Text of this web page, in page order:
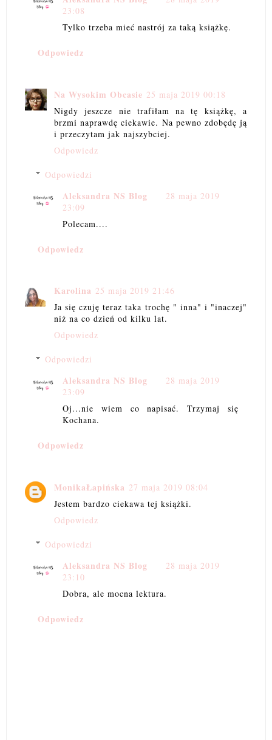
23:08
Tylko trzeba mieć nastrój za taką książkę.
Odpowiedz
Na Wysokim Obcasie 25 maja 2019 00:18
Nigdy jeszcze nie trafiłam na tę książkę, a
brzmi naprawdę ciekawie. Na pewno zdobędę ją
i przeczytam jak najszybciej.
Odpowiedz
Odpowiedzi
Aleksandra NS Blog
28 maja 2019
23:09
Polecam....
Odpowiedz
Karolina 25 maja 2019 21:46
Ja się czuję teraz taka trochę " inna" i "inaczej"
niż na co dzień od kilku lat.
Odpowiedz
Odpowiedzi
Aleksandra NS Blog
28 maja 2019
23:09
Oj...nie wiem co napisać. Trzymaj się
Kochana.
Odpowiedz
MonikaŁapińska 27 maja 2019 08:04
Jestem bardzo ciekawa tej książki.
Odpowiedz
Odpowiedzi
Aleksandra NS Blog
28 maja 2019
23:10
Dobra, ale mocna lektura.
Odpowiedz